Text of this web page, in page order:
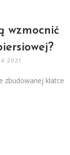
wzmocnić
2021
zbudowanej klatce